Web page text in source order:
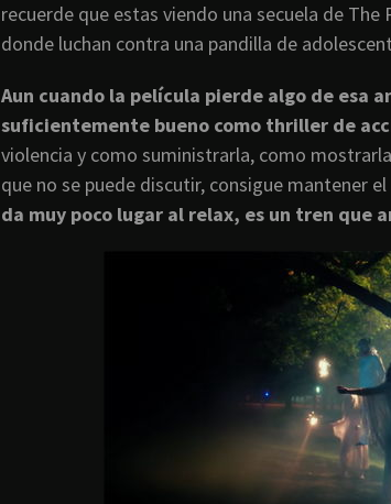
recuerde que estas viendo una secuela de
donde luchan contra una pandilla de
Aun cuando la película pierde algo de esa
suficientemente bueno como thriller de
violencia y como suministrarla, como
que no se puede discutir, consigue mantener
da muy poco lugar al relax, es un tren que